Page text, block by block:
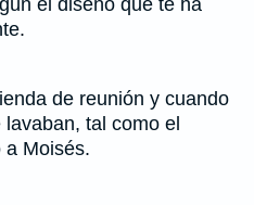
el diseño que te ha
de reunión y cuando
tal como el
a Moisés.